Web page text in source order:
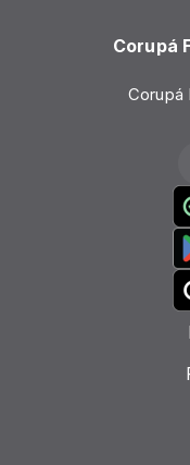
Corupá
Corupá